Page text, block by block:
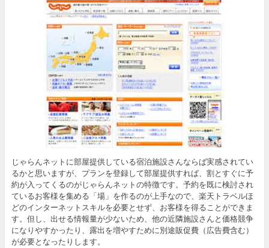
じゃらんネットに部屋提供している宿泊施設さんならば実感されてい
るかと思いますが、プランを登録して部屋提供すれば、割とすぐに予
約が入ってくるのがじゃらんネットの特徴です。予約を既に検討され
ているお客様を集める「場」を作るのが上手なので、楽天トラベルほ
どのインターネットスキルを必要とせず、お客様を得ることができま
す。但し、出せる情報量が少ないため、他の近隣施設さんと価格競争
になりやすかったり、露出を増やすために別途販促費（広告費含む）
が必要となったりします。